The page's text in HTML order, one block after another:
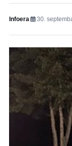
Infoera 30.